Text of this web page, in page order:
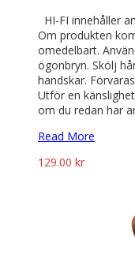
HI-FI innehåller
Om produkten
omedelbart.
ögonbryn. Skölj
handskar.
Utför en
om du redan har
Read More
129.00 kr